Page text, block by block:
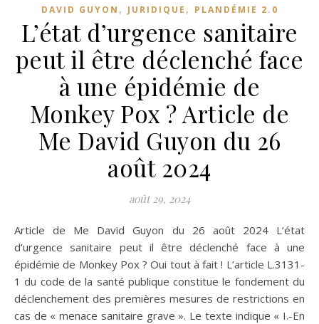
DAVID GUYON , JURIDIQUE , PLANDÉMIE 2.0
L’état d’urgence sanitaire
peut il être déclenché face
à une épidémie de
Monkey Pox ? Article de
Me David Guyon du 26
août 2024
août 29, 2024
Article de Me David Guyon du 26 août 2024 L’état
d’urgence sanitaire peut il être déclenché face à une
épidémie de Monkey Pox ? Oui tout à fait ! L’article L.3131-
1 du code de la santé publique constitue le fondement du
déclenchement des premières mesures de restrictions en
cas de « menace sanitaire grave ». Le texte indique « I.-En